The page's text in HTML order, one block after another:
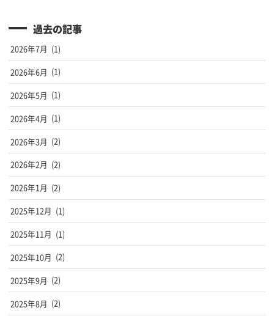
過去の記事
2026年7月 (1)
2026年6月 (1)
2026年5月 (1)
2026年4月 (1)
2026年3月 (2)
2026年2月 (2)
2026年1月 (2)
2025年12月 (1)
2025年11月 (1)
2025年10月 (2)
2025年9月 (2)
2025年8月 (2)